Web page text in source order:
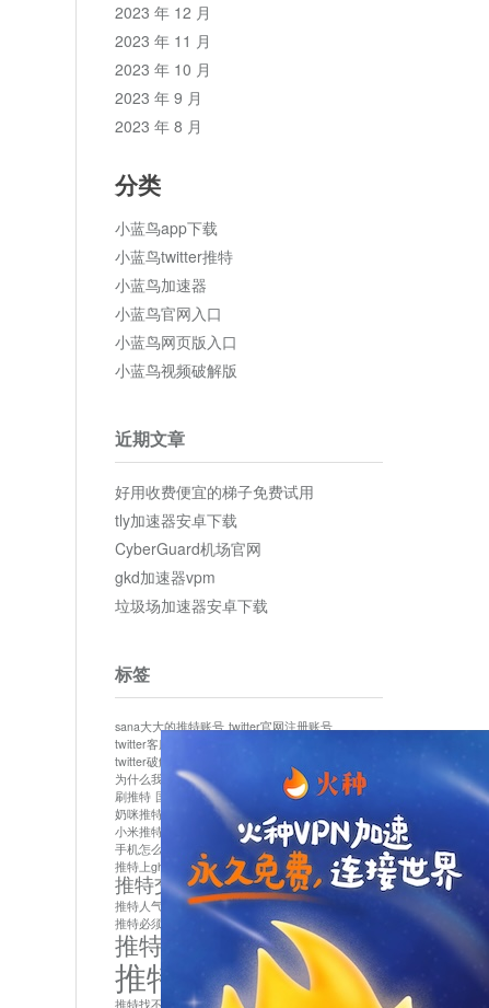
2023 年 12 月
2023 年 11 月
2023 年 10 月
2023 年 9 月
2023 年 8 月
分类
小蓝鸟app下载
小蓝鸟twitter推特
小蓝鸟加速器
小蓝鸟官网入口
小蓝鸟网页版入口
小蓝鸟视频破解版
近期文章
好用收费便宜的梯子免费试用
tly加速器安卓下载
CyberGuard机场官网
gkd加速器vpm
垃圾场加速器安卓下载
标签
sana大大的推特账号 twitter官网注册账号
twitter客服
twitter破解版下载
为什么我推特无法保存设置
作者sana推特是什么
刷推特 国内为什么不能用twitter 国内能用twitter吗
奶咪推特
如何找回推特密码
小米推特闪退是怎么回事 怎么看推特上的视频
手机怎么注册推特账号
推特devil
推特上ghs的女博主
推特交友软件app下载
推特人气萌货小蔡头喵喵喵 推特实名制
推特必须用外网吗
推特怎么取消关联手机号
推特怎么看敏感内容苹果
推特找不到账号 推特注册必须要手机号